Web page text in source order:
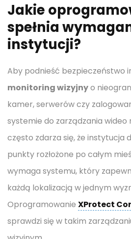
Jakie
spełnia
instytucji?
Aby podnieść bezpieczeństwo
monitoring wizyjnyo
kamer, serwerów czy
systemie do zarządzania wideo
często zdarza się, że instytucja
punkty rozłożone po całym
wymaga systemu, który
każdą lokalizacją w jednym
Oprogramowanie XProtect
sprawdzi się w takim